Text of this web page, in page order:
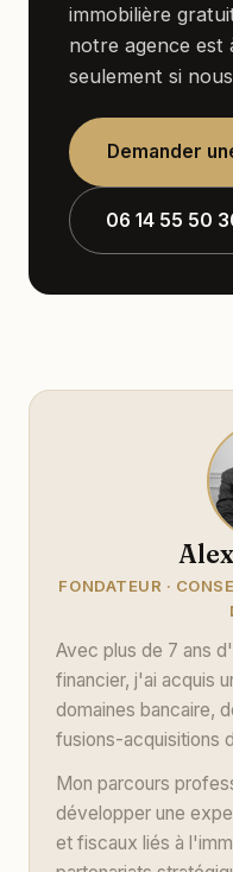
immobilière
notre agence est
seulement si
Demander
06 14 55 50
FONDATEUR ·
Avec plus de 7 ans
financier, j'ai acquis
domaines bancaire,
fusions-acquisitions
Mon parcours
développer une
et fiscaux liés à